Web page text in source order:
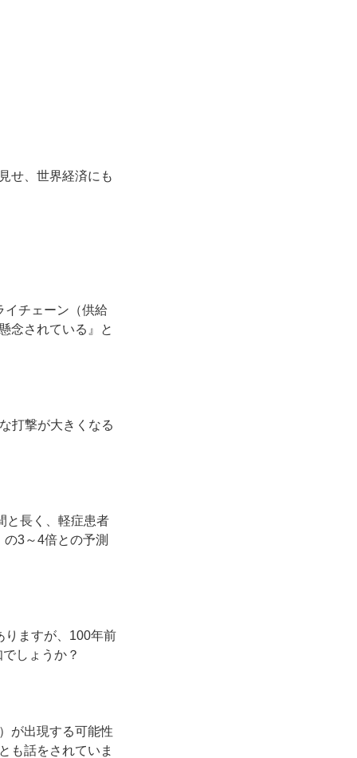
せ、世界経済にも
イチェーン（供給
念されている』と
打撃が大きくなる
と長く、軽症患者
3～4倍との予測
りますが、100年前
しょうか？
が出現する可能性
も話をされていま